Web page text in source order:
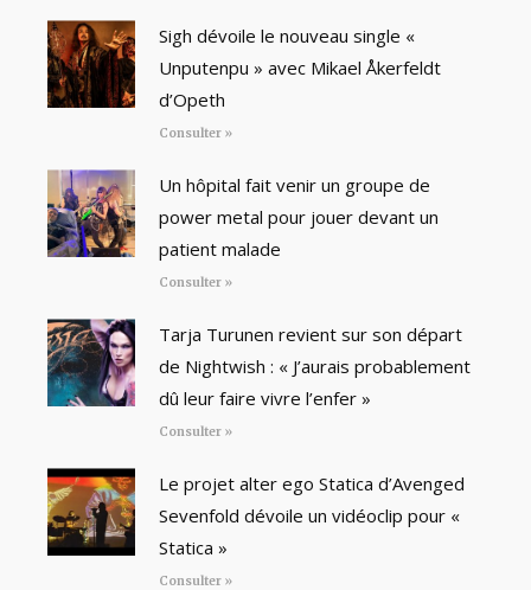
Sigh dévoile le nouveau single «
Unputenpu » avec Mikael Åkerfeldt
d’Opeth
Consulter »
Un hôpital fait venir un groupe de
power metal pour jouer devant un
patient malade
Consulter »
Tarja Turunen revient sur son départ
de Nightwish : « J’aurais probablement
dû leur faire vivre l’enfer »
Consulter »
Le projet alter ego Statica d’Avenged
Sevenfold dévoile un vidéoclip pour «
Statica »
Consulter »